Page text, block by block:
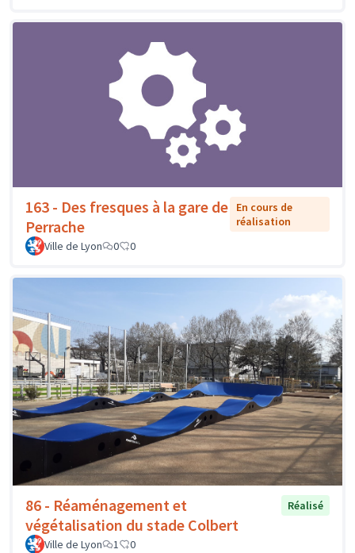
163 - Des fresques à la gare de
Perrache
En cours de
réalisation
Ville de Lyon
0 0
86 - Réaménagement et
végétalisation du stade Colbert
Réalisé
Ville de Lyon 1 0